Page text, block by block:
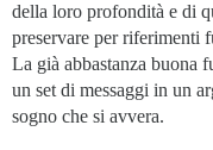
della loro profondità e di
preservare per riferimenti
La già abbastanza buona
un set di messaggi in un
sogno che si avvera.